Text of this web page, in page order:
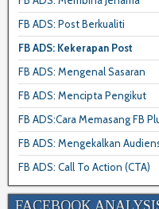
FB ADS: Post Berkualiti
FB ADS: Kekerapan Post
FB ADS: Mengenal Sasaran
FB ADS: Mencipta Pengikut
FB ADS:Cara Memasang FB
FB ADS: Mengekalkan
FB ADS: Call To Action (CTA)